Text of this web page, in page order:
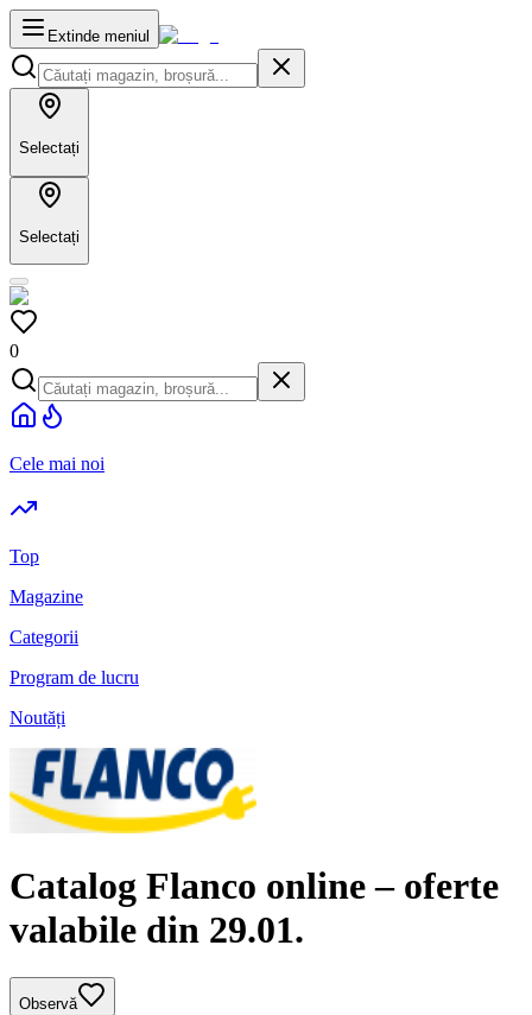
Extinde meniul
Selectați
Selectați
0
Cele mai noi
Top
Magazine
Categorii
Program de lucru
Noutăți
Catalog Flanco online – oferte
valabile din 29.01.
Observă